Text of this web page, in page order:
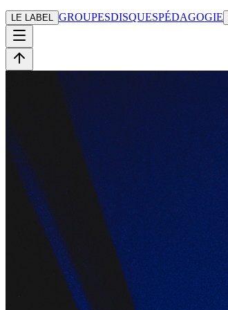
LE LABEL GROUPESDISQUESPÉDAGOGIE